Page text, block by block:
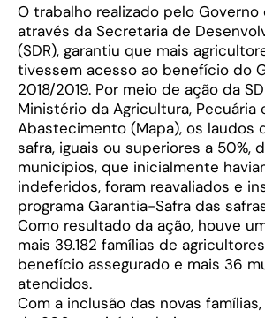
O trabalho realizado pelo Governo
através da Secretaria de
(SDR), garantiu que mais
tivessem acesso ao benefício do
2018/2019. Por meio de ação da
Ministério da Agricultura, Pecuária
Abastecimento (Mapa), os laudos
safra, iguais ou superiores a 50%,
municípios, que inicialmente
indeferidos, foram reavaliados e
programa Garantia-Safra das
Como resultado da ação, houve
mais 39.182 famílias de
benefício assegurado e mais 36
atendidos.
Com a inclusão das novas